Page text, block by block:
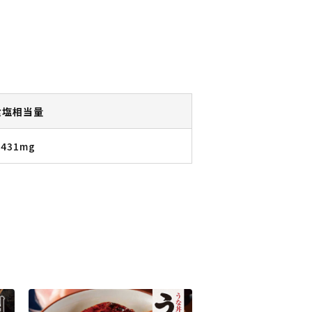
相当量
431mg